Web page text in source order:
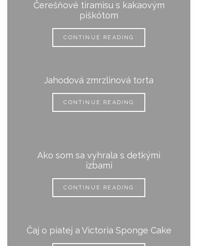
Čerešňové tiramisu s kakaovým
piškótom
CONTINUE READING
Jahodová zmrzlinová torta
CONTINUE READING
Ako som sa vyhrala s detkými
izbami
CONTINUE READING
Čaj o piatej a Victoria Sponge Cake